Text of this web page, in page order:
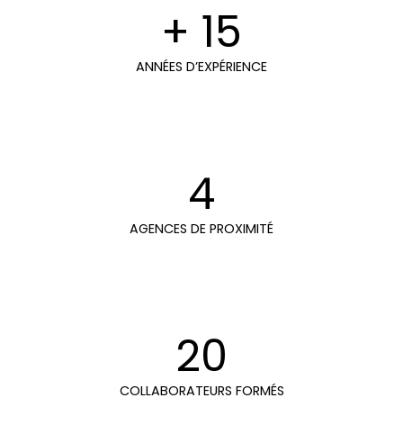
+ 15
ANNÉES D’EXPÉRIENCE
4
AGENCES DE PROXIMITÉ
20
COLLABORATEURS FORMÉS